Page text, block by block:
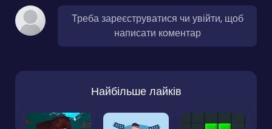
Треба зареєструватися чи увійти, щоб
написати коментар
Найбільше лайків